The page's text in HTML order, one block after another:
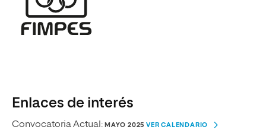
Enlaces de interés
Convocatoria Actual: MAYO 2025 VER CALENDARIO